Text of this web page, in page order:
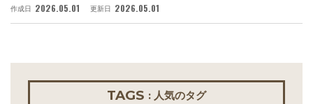
作成日 2026.05.01 更新日 2026.05.01
TAGS : 人気のタグ